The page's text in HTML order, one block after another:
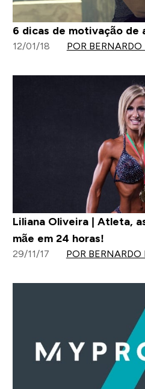
6 dicas de motivação de
12/01/18 POR
Liliana Oliveira | Atleta,
mãe em 24 horas!
29/11/17 POR